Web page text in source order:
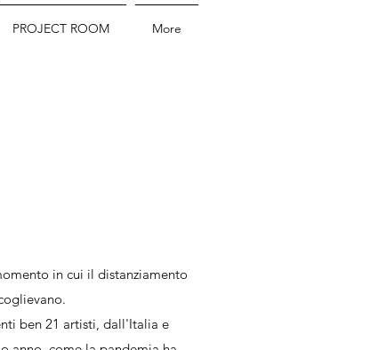
PROJECT ROOM More
in cui il distanziamento
ben 21 artisti, dall'Italia e